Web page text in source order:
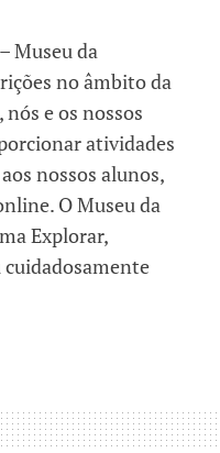
Museu da
no âmbito da
e os nossos
atividades
nossos alunos,
O Museu da
Explorar,